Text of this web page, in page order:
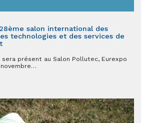
salon international des
technologies et des services de
sera présent au Salon Pollutec, Eurexpo